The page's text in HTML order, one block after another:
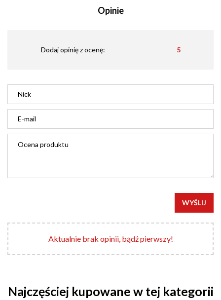
Opinie
Dodaj opinię z ocenę: 5
WYŚLIJ
Aktualnie brak opinii, bądź pierwszy!
Najczęściej kupowane w tej kategorii